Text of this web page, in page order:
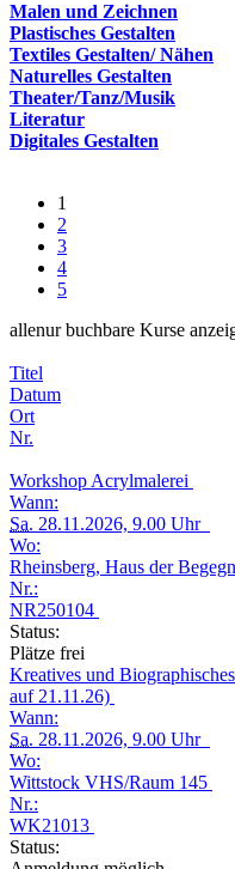
Malen und Zeichnen
Plastisches Gestalten
Textiles Gestalten/ Nähen
Naturelles Gestalten
Theater/Tanz/Musik
Literatur
Digitales Gestalten
1
2
3
4
5
allenur buchbare Kurse
Titel
Datum
Ort
Nr.
Workshop Acrylmalerei
Wann:
Sa. 28.11.2026, 9.00 Uhr
Wo:
Rheinsberg, Haus der
Nr.:
NR250104
Status:
Plätze frei
Kreatives und
auf 21.11.26)
Wann:
Sa. 28.11.2026, 9.00 Uhr
Wo:
Wittstock VHS/Raum 145
Nr.:
WK21013
Status: